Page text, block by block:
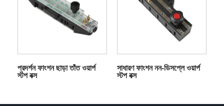
প্রদর্শন ফাংশন ছাড়া তাঁত ওয়ার্প
স্টপ বক্স
সাধারণ ফাংশন নন-ডিসপ্লে ওয়ার্প
স্টপ বক্স